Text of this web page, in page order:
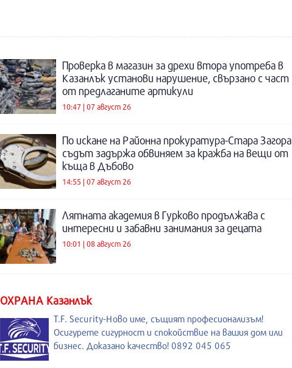
Проверка в магазин за дрехи втора употреба в
Казанлък установи нарушение, свързано с част
от предлаганите артикули
10:47 | 07 август 26
По искане на Районна прокуратура-Стара Загора
съдът задържа обвиняем за кражба на вещи от
къща в Дъбово
14:55 | 07 август 26
Лятната академия в Гурково продължава с
интересни и забавни занимания за децата
10:01 | 08 август 26
ОХРАНА Казанлък
T.F. Security-Ново име, същият професионализъм!
Осигурете сигурност и спокойствие на вашия дом или
бизнес. Доказано качество! 0892 045 065